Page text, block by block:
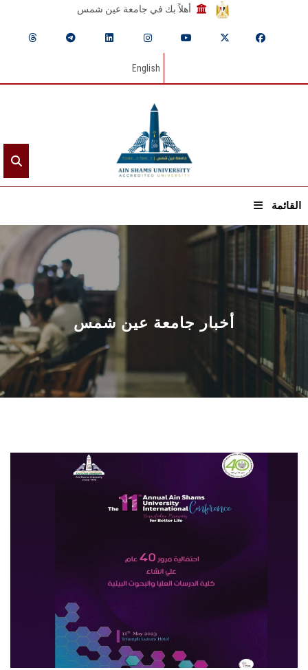
أهلاً بك في جامعة عين شمس
English
القائمة
الرئيسيـة
عن الجامعة
القطاعـات
الشئون الأكاديمية
البحث العلمي
المراكز والوحدات
أخبار جامعة عين شمس